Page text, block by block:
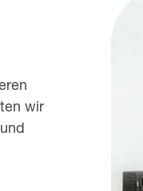
wir